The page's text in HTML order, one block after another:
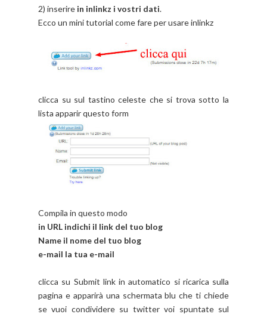
2) inserire in inlinkz i vostri dati.
Ecco un mini tutorial come fare per usare inlinkz
clicca su sul tastino celeste che si trova sotto la
lista apparir questo form
Compila in questo modo
in URL indichi il link del tuo blog
Name il nome del tuo blog
e-mail la tua e-mail
clicca su Submit link in automatico si ricarica sulla
pagina e apparirà una schermata blu che ti chiede
se vuoi condividere su twitter voi spuntate sul